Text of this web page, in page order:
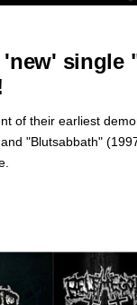
'new' single
of their earliest
"Blutsabbath"